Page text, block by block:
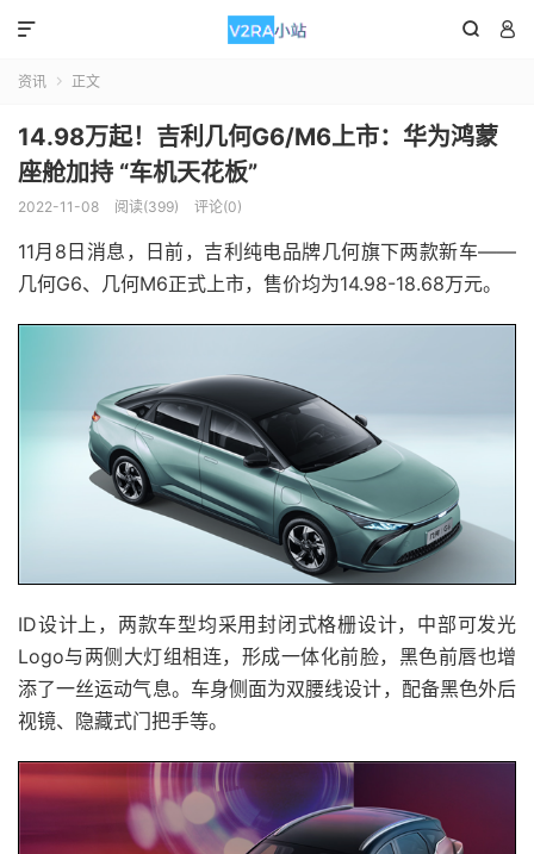
 

资讯  正文
14.98万起！吉利几何G6/M6上市：华为鸿蒙
座舱加持 “车机天花板”
2022-11-08 阅读(399) 评论(0)
11月8日消息，日前，吉利纯电品牌几何旗下两款新车——
几何G6、几何M6正式上市，售价均为14.98-18.68万元。
ID设计上，两款车型均采用封闭式格栅设计，中部可发光
Logo与两侧大灯组相连，形成一体化前脸，黑色前唇也增
添了一丝运动气息。车身侧面为双腰线设计，配备黑色外后
视镜、隐藏式门把手等。